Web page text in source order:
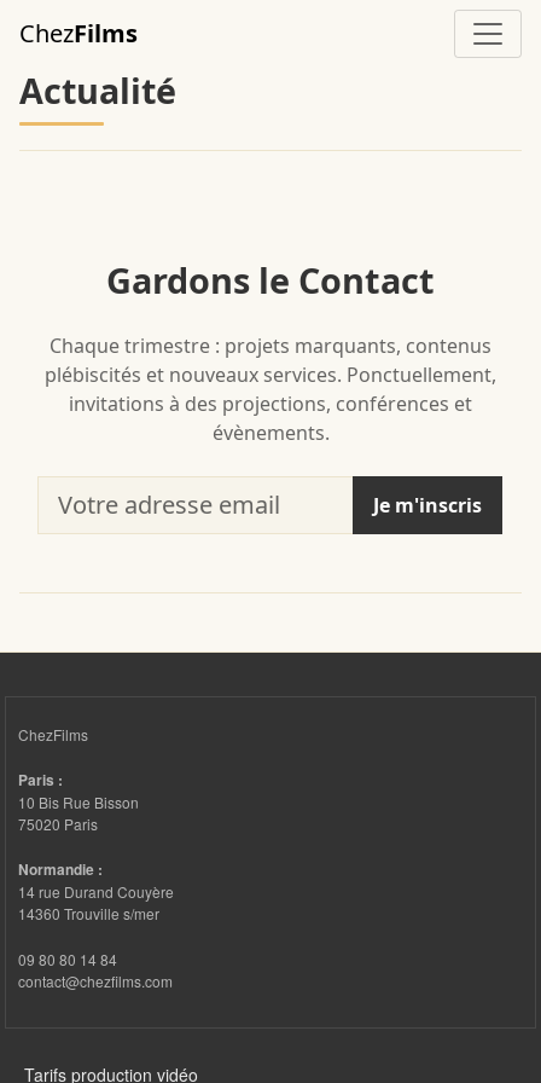
ChezFilms
Actualité
Gardons le Contact
Chaque trimestre : projets marquants, contenus
plébiscités et nouveaux services. Ponctuellement,
invitations à des projections, conférences et
évènements.
Votre adresse email
Je m'inscris
ChezFilms
Paris :
10 Bis Rue Bisson
75020 Paris
Normandie :
14 rue Durand Couyère
14360 Trouville s/mer
09 80 80 14 84
contact@chezfilms.com
Tarifs production vidéo